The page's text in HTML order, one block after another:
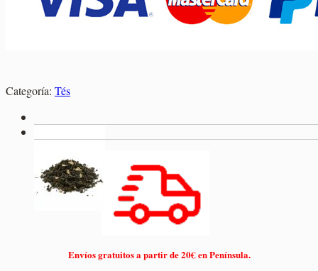
Categoría: Tés
Envíos gratuitos a partir de 20€ en Península.